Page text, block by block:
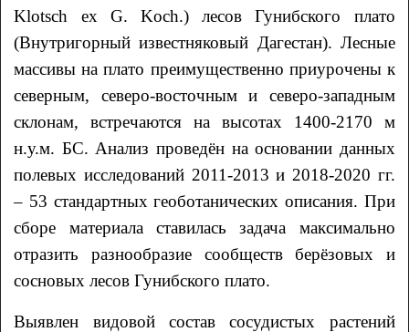
Klotsch ex G. Koch.) лесов Гунибского плато
(Внутригорный известняковый Дагестан). Лесные
массивы на плато преимущественно приурочены к
северным, северо-восточным и северо-западным
склонам, встречаются на высотах 1400-2170 м
н.у.м. БС. Анализ проведён на основании данных
полевых исследований 2011-2013 и 2018-2020 гг.
– 53 стандартных геоботанических описания. При
сборе материала ставилась задача максимально
отразить разнообразие сообществ берёзовых и
сосновых лесов Гунибского плато.
Выявлен видовой состав сосудистых растений